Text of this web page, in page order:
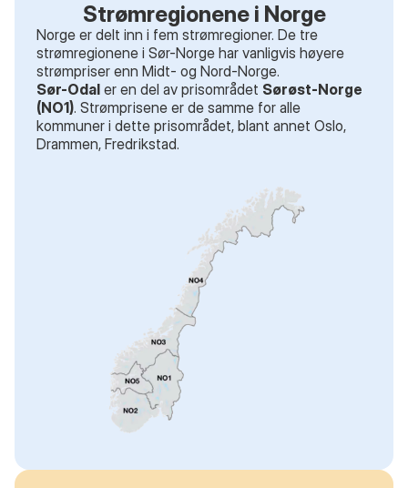
Strømregionene i Norge
Norge er delt inn i fem strømregioner. De tre
strømregionene i Sør-Norge har vanligvis høyere
strømpriser enn Midt- og Nord-Norge.
Sør-Odal er en del av prisområdet Sørøst-Norge
(NO1). Strømprisene er de samme for alle
kommuner i dette prisområdet, blant annet Oslo,
Drammen, Fredrikstad.